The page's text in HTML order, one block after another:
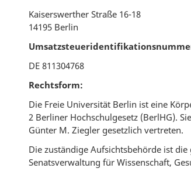
Kaiserswerther Straße 16-18
14195 Berlin
DE 811304768
Rechtsform:
Die Freie Universität Berlin ist eine
2 Berliner Hochschulgesetz (BerlHG).
Günter M. Ziegler gesetzlich vertreten.
Die zuständige Aufsichtsbehörde ist
Senatsverwaltung für Wissenschaft,